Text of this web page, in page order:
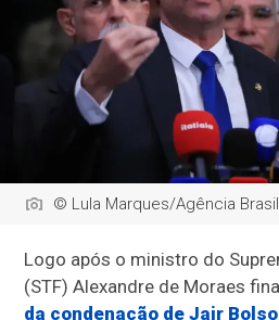
© Lula Marques/Agência Brasil
Logo após o ministro do
(STF) Alexandre de Moraes
da condenação de Jair